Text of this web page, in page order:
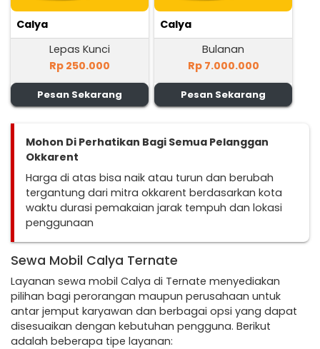
Calya
Lepas Kunci
Rp 250.000
Pesan Sekarang
Calya
Bulanan
Rp 7.000.000
Pesan Sekarang
Mohon Di Perhatikan Bagi Semua Pelanggan
Okkarent
Harga di atas bisa naik atau turun dan berubah
tergantung dari mitra okkarent berdasarkan kota
waktu durasi pemakaian jarak tempuh dan lokasi
penggunaan
Sewa Mobil Calya Ternate
Layanan sewa mobil Calya di Ternate menyediakan
pilihan bagi perorangan maupun perusahaan untuk
antar jemput karyawan dan berbagai opsi yang dapat
disesuaikan dengan kebutuhan pengguna. Berikut
adalah beberapa tipe layanan: